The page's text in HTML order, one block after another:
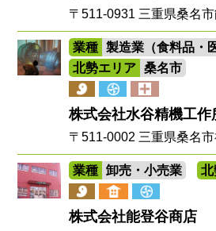
〒511-0931 三重県桑名
業種
製造業（食料品・
北勢エリア
桑名市
株式会社水谷精機工作
〒511-0002 三重県桑名
業種 卸売・小売業
株式会社能登谷商店